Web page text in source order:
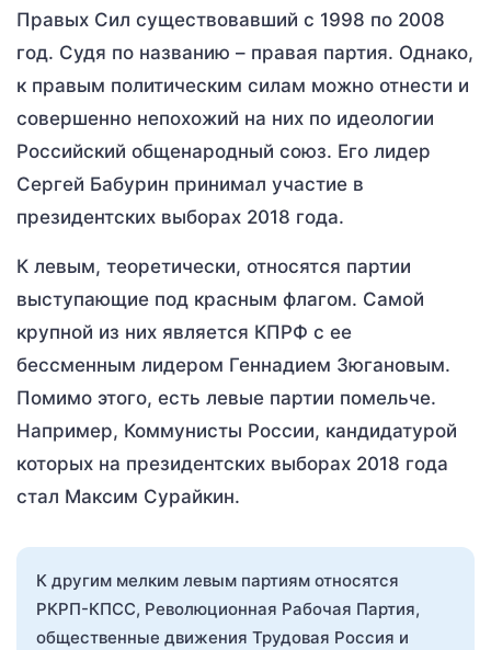
Правых Сил существовавший с 1998 по 2008
год. Судя по названию – правая партия. Однако,
к правым политическим силам можно отнести и
совершенно непохожий на них по идеологии
Российский общенародный союз. Его лидер
Сергей Бабурин принимал участие в
президентских выборах 2018 года.
К левым, теоретически, относятся партии
выступающие под красным флагом. Самой
крупной из них является КПРФ с ее
бессменным лидером Геннадием Зюгановым.
Помимо этого, есть левые партии помельче.
Например, Коммунисты России, кандидатурой
которых на президентских выборах 2018 года
стал Максим Сурайкин.
К другим мелким левым партиям относятся
РКРП-КПСС, Революционная Рабочая Партия,
общественные движения Трудовая Россия и